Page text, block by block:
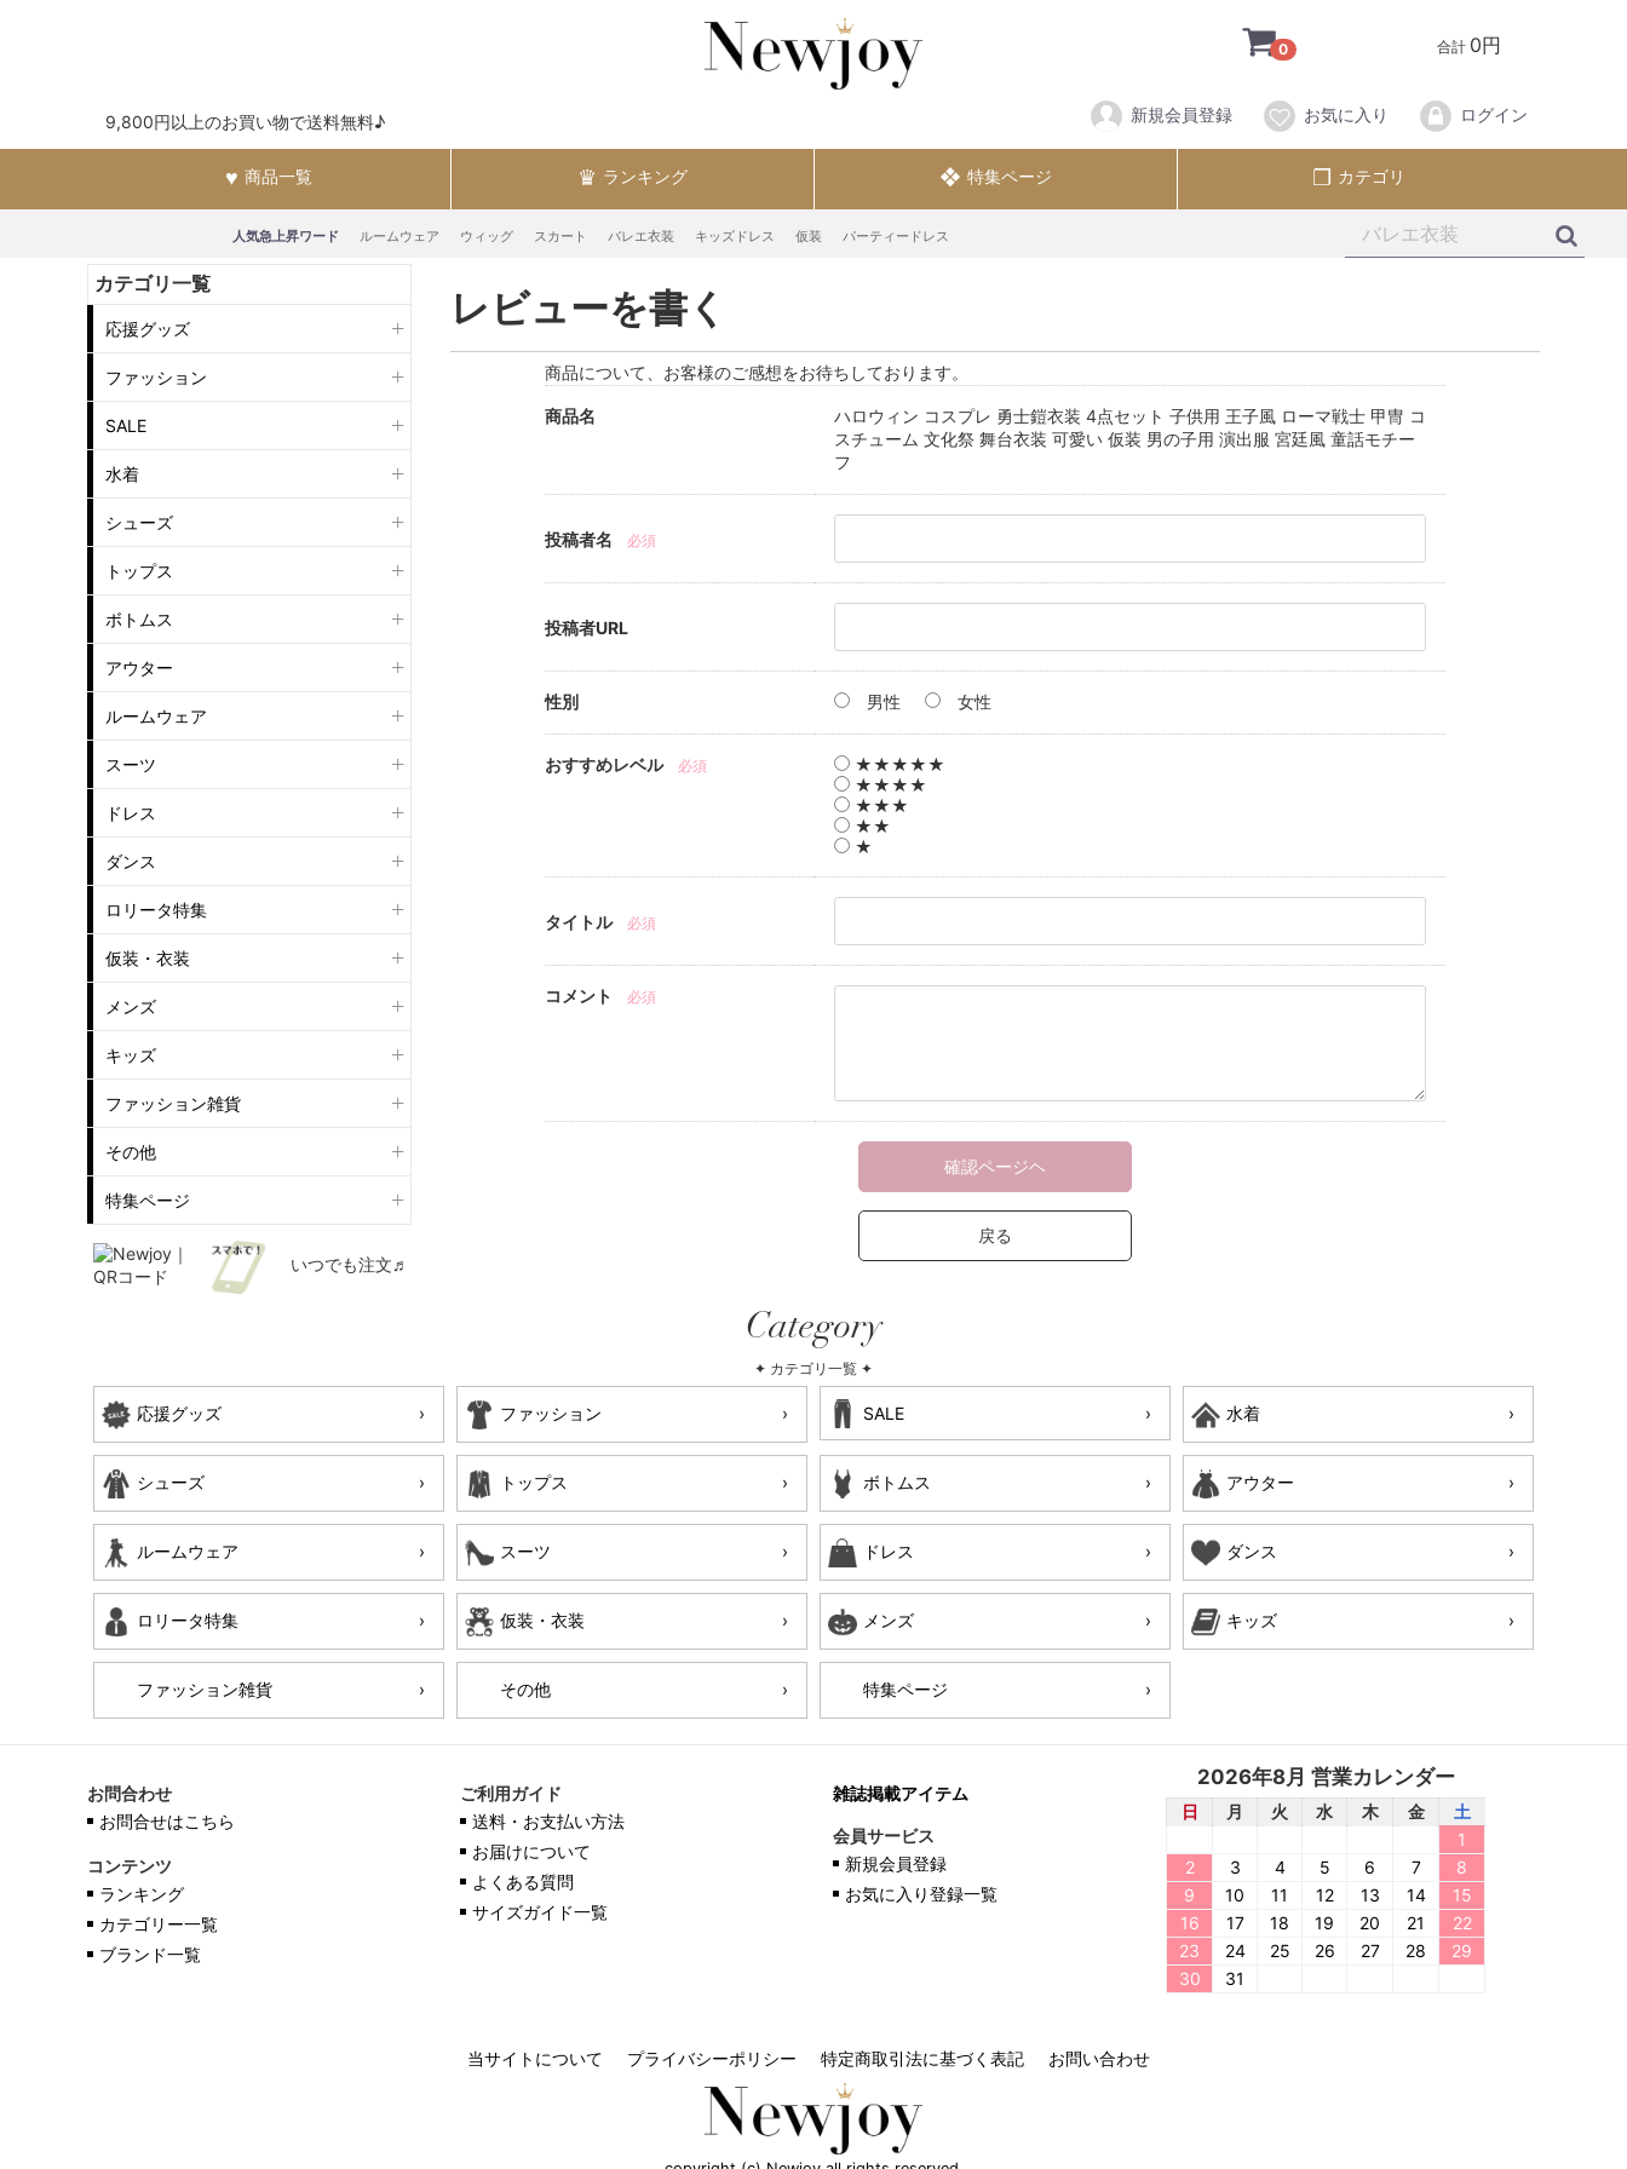
9,800円以上のお買い物で送料無料♪
0 合計 0円
新規会員登録 お気に入り ログイン
商品一覧 ランキング 特集ページ カテゴリ
人気急上昇ワード ルームウェア ウィッグ スカート バレエ衣装 キッズドレス 仮装 パーティードレス
カテゴリ一覧
応援グッズ
ファッション
SALE
水着
シューズ
トップス
ボトムス
アウター
ルームウェア
スーツ
ドレス
ダンス
ロリータ特集
仮装・衣装
メンズ
キッズ
ファッション雑貨
その他
特集ページ
いつでも注文♬
レビューを書く
商品について、お客様のご感想をお待ちしております。
商品名
ハロウィン コスプレ 勇士鎧衣装 4点セット 子供用 王子風 ローマ戦士 甲冑 コ
スチューム 文化祭 舞台衣装 可愛い 仮装 男の子用 演出服 宮廷風 童話モチー
フ
投稿者名 必須
投稿者URL
性別 男性 女性
おすすめレベル 必須
★★★★★
★★★★
★★★
★★
★
タイトル 必須
コメント 必須
確認ページヘ
戻る
Category
✦ カテゴリ一覧 ✦
応援グッズ ファッション SALE 水着
シューズ トップス ボトムス アウター
ルームウェア スーツ ドレス ダンス
ロリータ特集 仮装・衣装 メンズ キッズ
ファッション雑貨 その他 特集ページ
お問合わせ
お問合せはこちら
コンテンツ
ランキング
カテゴリー一覧
ブランド一覧
ご利用ガイド
送料・お支払い方法
お届けについて
よくある質問
サイズガイド一覧
雑誌掲載アイテム
会員サービス
新規会員登録
お気に入り登録一覧
2026年8月 営業カレンダー
日 月 火 水 木 金
土
1
2
3 4 5 6 7
8
9
10 11 12 13 14
15
16
17 18 19 20 21
22
23
24 25 26 27 28
29
30
31
当サイトについて プライバシーポリシー 特定商取引法に基づく表記 お問い合わせ